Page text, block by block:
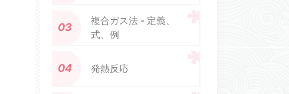
複合ガス法 - 定義、
式、例
発熱反応